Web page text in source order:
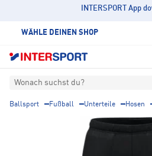
INTERSPORT App
WÄHLE DEINEN SHOP
Wonach suchst du?
Ballsport Fußball Unterteile Hosen